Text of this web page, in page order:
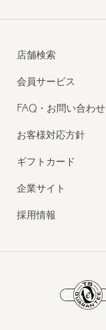
店舗検索
会員サービス
FAQ・お問い合わせ
お客様対応方針
ギフトカード
企業サイト
採用情報